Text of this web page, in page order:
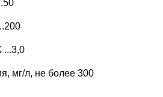
мг/л, не более 300